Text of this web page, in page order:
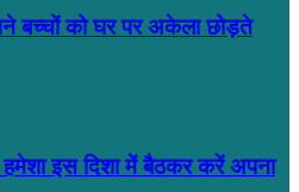
बच्चों को घर पर अकेला छोड़ते
इस दिशा में बैठकर करें अपना